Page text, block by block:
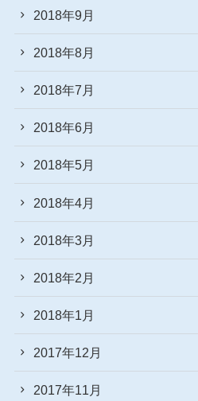
2018年9月
2018年8月
2018年7月
2018年6月
2018年5月
2018年4月
2018年3月
2018年2月
2018年1月
2017年12月
2017年11月